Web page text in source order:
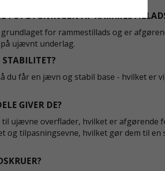
I OPBYGNINGEN AF
for rammestillads og er
ujævnt underlag.
du får en jævn og stabil base - hvilket er
GIVER DE?
ujævne overflader, hvilket er afgørende
tilpasningsevne, hvilket gør dem til en